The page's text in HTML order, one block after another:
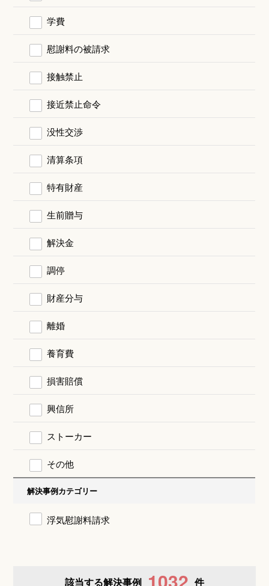
学費
慰謝料の被請求
接触禁止
接近禁止命令
没性交渉
清算条項
特有財産
生前贈与
解決金
調停
財産分与
離婚
養育費
損害賠償
興信所
ストーカー
その他
解決事例カテゴリー
浮気慰謝料請求
該当する解決事例 件